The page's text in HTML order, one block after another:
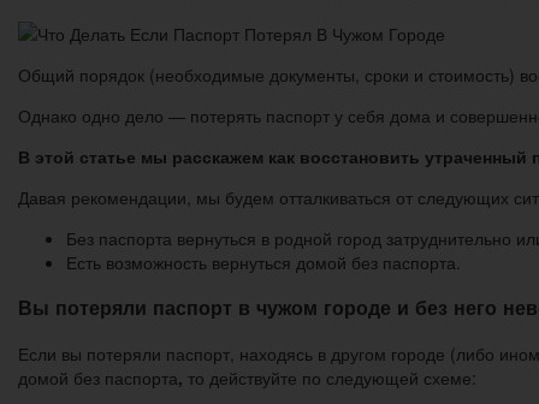
Общий порядок (необходимые документы, сроки и стоимость)
Однако одно дело — потерять паспорт у себя дома и
В этой статье мы расскажем как восстановить
Давая рекомендации, мы будем отталкиваться от следующих
Без паспорта вернуться в родной город затруднительно
Есть возможность вернуться домой без паспорта.
Вы потеряли паспорт в чужом городе и без него
Если вы потеряли паспорт, находясь в другом городе (либо
домой без паспорта, то действуйте по следующей схеме: